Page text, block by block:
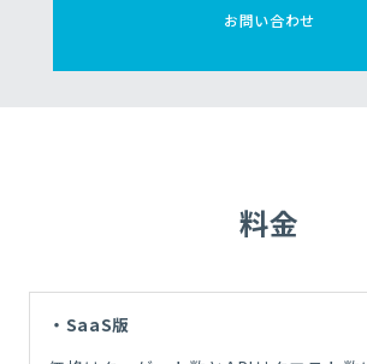
お問い合わせ
料金
・SaaS版